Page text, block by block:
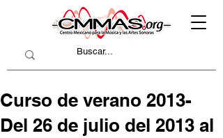
Curso de verano 2013-
Del 26 de julio del 2013 al